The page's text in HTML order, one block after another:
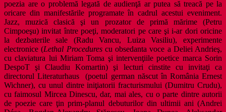
poezia are o problemă legată de audienţă ar putea să treacă pe la
oricare din manifestările programate în cadrul acestui eveniment.
Jazz, muzică clasică şi un prozator de primă mărime (Petru
Cimpoeşu) invitat între poeţi, moderatori pe care şi i-ar dori oricine
la dezbaterile sale (Radu Vancu, Luiza Vasiliu), experimente
electronice (Lethal Procedures cu obsedanta voce a Deliei Andrieş,
cu claviatura lui Miriam Toma şi intervenţiile poetice marca Sorin
DespoT şi Claudiu Komartin) şi lecturi cinstite cu invitaţi ca
directorul Literaturhaus (poetul german născut în România Ernest
Wichner), cu unul dintre iniţiatorii fracturismului (Dumitru Crudu),
cu faimosul Mircea Dinescu, dar, mai ales, cu o parte dintre autorii
de poezie care ţin prim-planul debuturilor din ultimii ani (Andrei